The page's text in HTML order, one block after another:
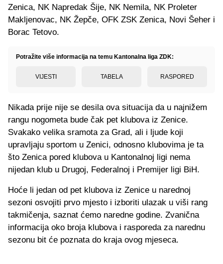
Zenica, NK Napredak Šije, NK Nemila, NK Proleter
Makljenovac, NK Žepče, OFK ZSK Zenica, Novi Šeher i
Borac Tetovo.
Potražite više informacija na temu Kantonalna liga ZDK:
VIJESTI TABELA RASPORED
Nikada prije nije se desila ova situacija da u najnižem
rangu nogometa bude čak pet klubova iz Zenice.
Svakako velika sramota za Grad, ali i ljude koji
upravljaju sportom u Zenici, odnosno klubovima je ta
što Zenica pored klubova u Kantonalnoj ligi nema
nijedan klub u Drugoj, Federalnoj i Premijer ligi BiH.
Hoće li jedan od pet klubova iz Zenice u narednoj
sezoni osvojiti prvo mjesto i izboriti ulazak u viši rang
takmičenja, saznat ćemo naredne godine. Zvanična
informacija oko broja klubova i rasporeda za narednu
sezonu bit će poznata do kraja ovog mjeseca.